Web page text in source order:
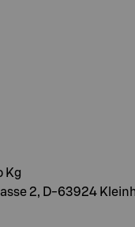
Kg
2, D-63924